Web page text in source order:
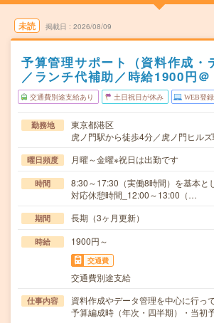
未読 掲載日 2026/08/09
予算管理サポート（資料作成・
／ランチ代補助／時給1900円
交通費別途支給あり 土日祝日が休み WEB登
勤務地
東京都港区
虎ノ門駅から徒歩4分／虎ノ門ヒル
曜日頻度 月曜～金曜※祝日は出勤です
時間
8:30～17:30（実働8時間）を基本と
対応休憩時間_12:00～13:00（…
期間 長期（3ヶ月更新）
時給 1900円～
交通費
交通費別途支給
仕事内容
資料作成やデータ管理を中心に行っ
予算編成時（年次・四半期）・当初